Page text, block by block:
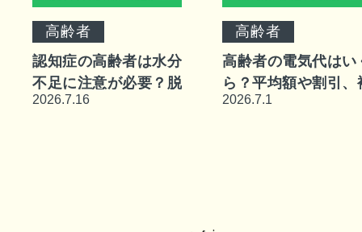
高齢者
認知症の高齢者は水分
不足に注意が必要？脱
水になりやすい原因や
2026.7.16
高齢者
高齢者の電気代はい
ら？平均額や割引、
助金などを解説
2026.7.1